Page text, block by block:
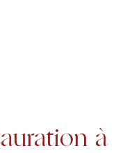
à